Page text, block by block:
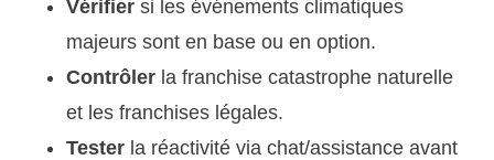
Vérifier si les événements climatiques
majeurs sont en base ou en option.
Contrôler la franchise catastrophe naturelle
et les franchises légales.
Tester la réactivité via chat/assistance avant